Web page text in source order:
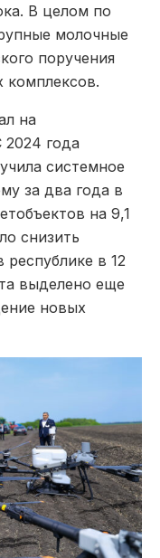
В целом по
молочные
поручения
комплексов.
на
2024 года
системное
за два года в
на 9,1
снизить
республике в 12
выделено еще
новых